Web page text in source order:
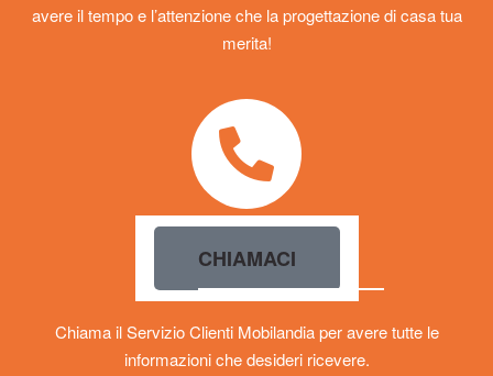
avere il tempo e l’attenzione che la progettazione di casa tua
merita!
CHIAMACI
Chiama il Servizio Clienti Mobilandia per avere tutte le
informazioni che desideri ricevere.